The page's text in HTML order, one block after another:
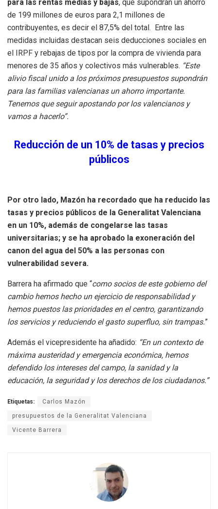
para las rentas medias y bajas, que supondrán un ahorro
de 199 millones de euros para 2,1 millones de
contribuyentes, es decir el 87,5% del total. Entre las
medidas incluidas destacan seis deducciones sociales en
el IRPF y rebajas de tipos por la compra de vivienda para
menores de 35 años y colectivos más vulnerables. “Este
alivio fiscal unido a los próximos presupuestos supondrán
para las familias valencianas un ahorro importante.
Tenemos que seguir apostando por los valencianos y
vamos a hacerlo”.
Reducción de un 10% de tasas y precios
públicos
Por otro lado, Mazón ha recordado que ha reducido las
tasas y precios públicos de la Generalitat Valenciana
en un 10%, además de congelarse las tasas
universitarias; y se ha aprobado la exoneración del
canon del agua del 50% a las personas con
vulnerabilidad severa.
Barrera ha afirmado que “como socios de este gobierno del
cambio hemos hecho un ejercicio de responsabilidad y
hemos puestos las prioridades en el centro, garantizando
los servicios y reduciendo el gasto superfluo, sin trampas.”
Además el vicepresidente ha añadido: “En un contexto de
máxima austeridad y emergencia económica, hemos
defendido los intereses del campo, la sanidad y la
educación, la seguridad y los derechos de los ciudadanos.”
Etiquetas: Carlos Mazón
presupuestos de la Generalitat Valenciana
Vicente Barrera